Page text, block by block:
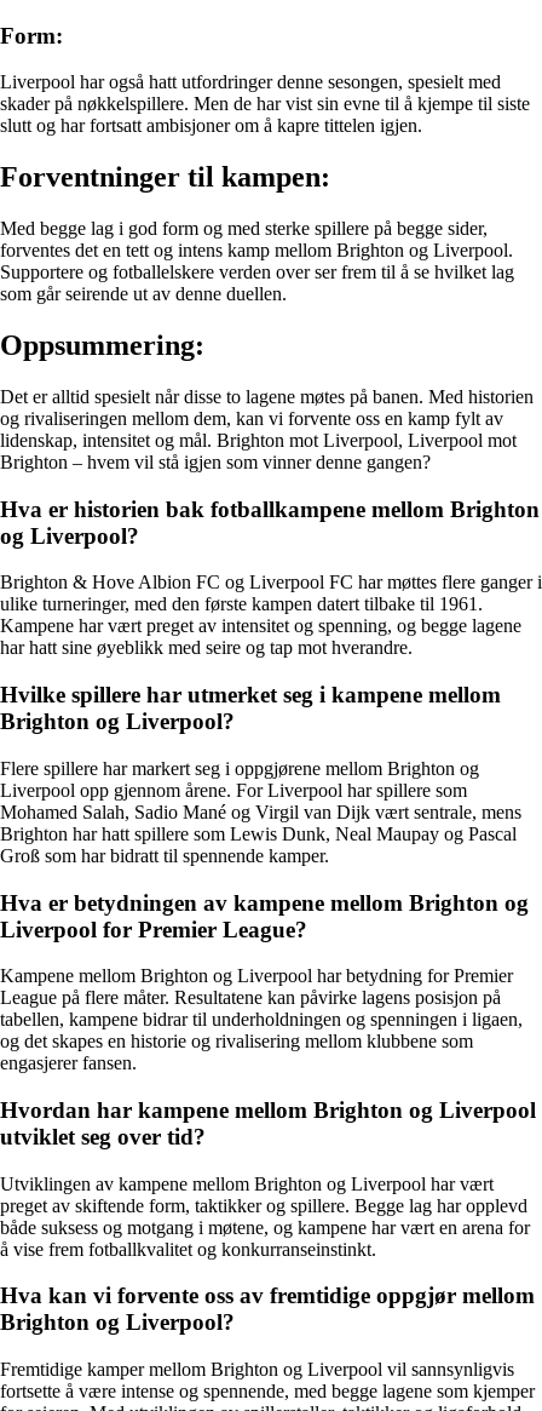
Form:
Liverpool har også hatt utfordringer denne sesongen, spesielt med
skader på nøkkelspillere. Men de har vist sin evne til å kjempe til siste
slutt og har fortsatt ambisjoner om å kapre tittelen igjen.
Forventninger til kampen:
Med begge lag i god form og med sterke spillere på begge sider,
forventes det en tett og intens kamp mellom Brighton og Liverpool.
Supportere og fotballelskere verden over ser frem til å se hvilket lag
som går seirende ut av denne duellen.
Oppsummering:
Det er alltid spesielt når disse to lagene møtes på banen. Med historien
og rivaliseringen mellom dem, kan vi forvente oss en kamp fylt av
lidenskap, intensitet og mål. Brighton mot Liverpool, Liverpool mot
Brighton – hvem vil stå igjen som vinner denne gangen?
Hva er historien bak fotballkampene mellom Brighton
og Liverpool?
Brighton & Hove Albion FC og Liverpool FC har møttes flere ganger i
ulike turneringer, med den første kampen datert tilbake til 1961.
Kampene har vært preget av intensitet og spenning, og begge lagene
har hatt sine øyeblikk med seire og tap mot hverandre.
Hvilke spillere har utmerket seg i kampene mellom
Brighton og Liverpool?
Flere spillere har markert seg i oppgjørene mellom Brighton og
Liverpool opp gjennom årene. For Liverpool har spillere som
Mohamed Salah, Sadio Mané og Virgil van Dijk vært sentrale, mens
Brighton har hatt spillere som Lewis Dunk, Neal Maupay og Pascal
Groß som har bidratt til spennende kamper.
Hva er betydningen av kampene mellom Brighton og
Liverpool for Premier League?
Kampene mellom Brighton og Liverpool har betydning for Premier
League på flere måter. Resultatene kan påvirke lagens posisjon på
tabellen, kampene bidrar til underholdningen og spenningen i ligaen,
og det skapes en historie og rivalisering mellom klubbene som
engasjerer fansen.
Hvordan har kampene mellom Brighton og Liverpool
utviklet seg over tid?
Utviklingen av kampene mellom Brighton og Liverpool har vært
preget av skiftende form, taktikker og spillere. Begge lag har opplevd
både suksess og motgang i møtene, og kampene har vært en arena for
å vise frem fotballkvalitet og konkurranseinstinkt.
Hva kan vi forvente oss av fremtidige oppgjør mellom
Brighton og Liverpool?
Fremtidige kamper mellom Brighton og Liverpool vil sannsynligvis
fortsette å være intense og spennende, med begge lagene som kjemper